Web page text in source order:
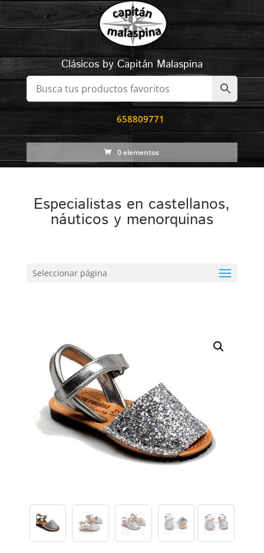
Clásicos by Capitán Malaspina
658809771
0 elementos
Especialistas en castellanos,
náuticos y menorquinas
Seleccionar página